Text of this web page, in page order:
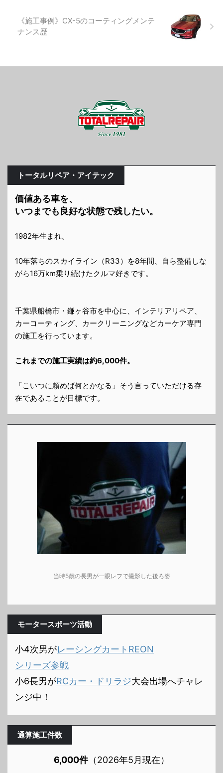
《施工事例》CX-5のコーティングメンテ
ナンス歴
トータルリペア・アイテック
価値ある車を、
いつまでも良好な状態で残したい。
1982年生まれ。
10年落ちのスカイライン（R33）を8年間、自ら整備しな
がら16万km乗り続けたクルマ好きです。
千葉県船橋市・鎌ヶ谷市を中心に、インテリアリペア、
カーコーティング、カークリーニングなどカーケア専門
の施工を行っています。
これまでの施工実績は約6,000件。
「こいつに頼めば何とかなる」そう言っていただける存
在であることが目標です。
当時5歳の長男が一眼レフで撮影した後ろ姿
モータースポーツ活動
小4次男がレーシングカートREON
シリーズ参戦
小6長男がRCカー・ドリラジ大会出場へチャレ
ンジ中！
通算施工件数
6,000件（2026年5月現在）